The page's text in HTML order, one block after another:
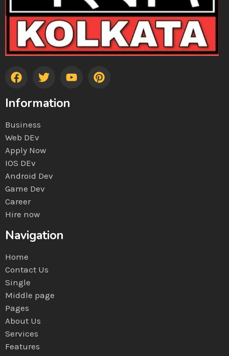
Information
Business
Web DEv
Apply Now
IOS DEv
Android Dev
Game Dev
Career
Hire now
Navigation
Home
Contact Us
Single
Middle page
Pages
About Us
Services
Features